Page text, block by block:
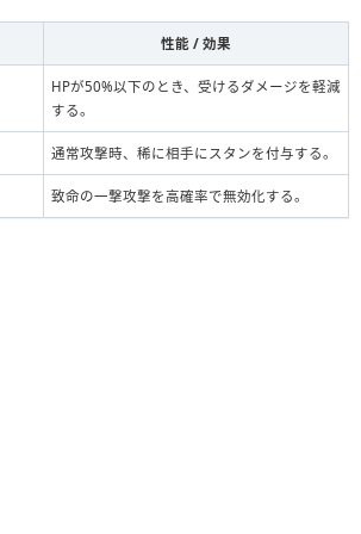
性能 / 効果
HPが50%以下のとき、受けるダメージを軽減
する。
通常攻撃時、稀に相手にスタンを付与する。
致命の一撃攻撃を高確率で無効化する。